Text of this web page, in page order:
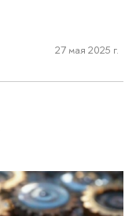
27 мая 2025 г.